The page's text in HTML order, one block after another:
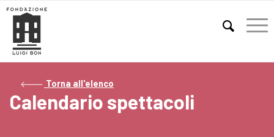
Torna all'elenco
Calendario spettacoli